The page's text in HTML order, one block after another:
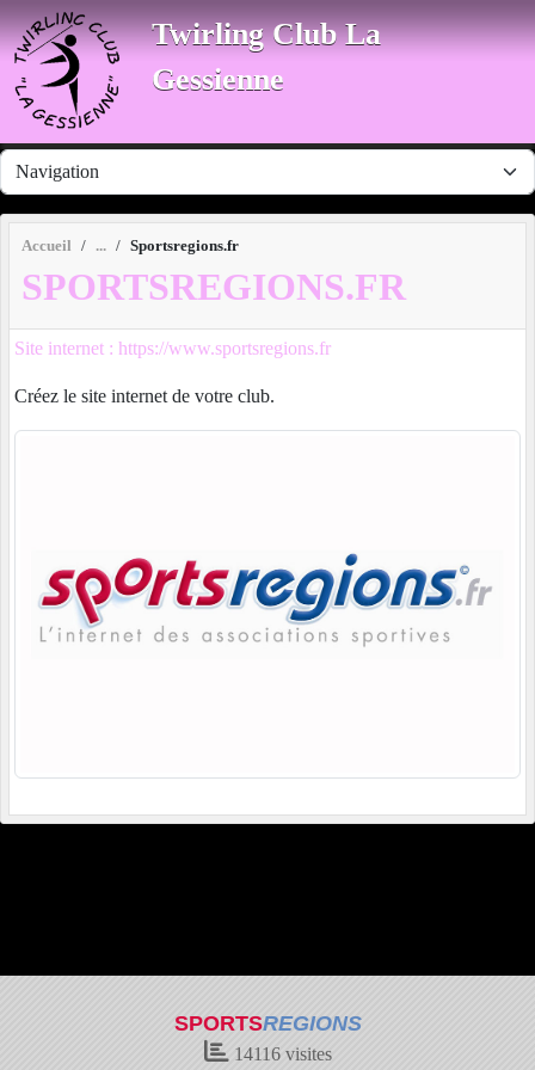
Twirling Club La
Gessienne
Accueil Sportsregions.fr
SPORTSREGIONS.FR
Site internet : https://www.sportsregions.fr
Créez le site internet de votre club.
SPORTSREGIONS
14116visites
Panneau de gestion des cookies